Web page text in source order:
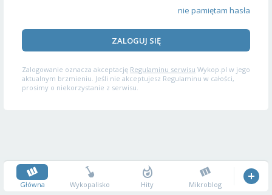
nie pamiętam hasła
ZALOGUJ SIĘ
Zalogowanie oznacza akceptację Regulaminu serwisu Wykop.pl w jego
aktualnym brzmieniu. Jeśli nie akceptujesz Regulaminu w całości,
prosimy o niekorzystanie z serwisu.
Główna Wykopalisko Hity Mikroblog